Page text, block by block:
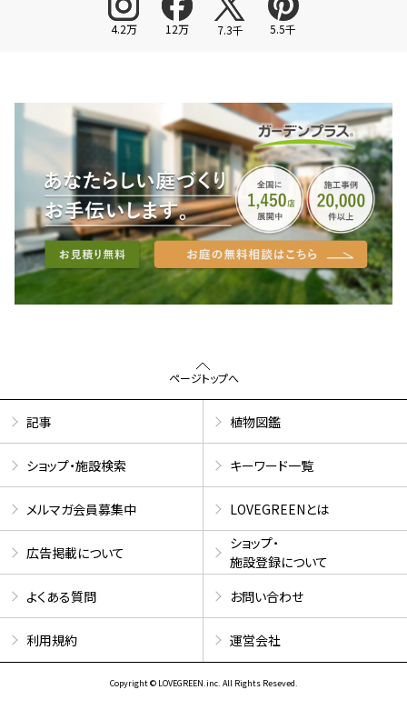
4.2万 12万 7.3千 5.5千
ページトップへ
記事 植物図鑑
ショップ・施設検索 キーワード一覧
メルマガ会員募集中 LOVEGREENとは
広告掲載について
ショップ・
施設登録について
よくある質問
お問い合わせ
利用規約 運営会社
Copyright © LOVEGREEN.inc. All Rights Reseved.